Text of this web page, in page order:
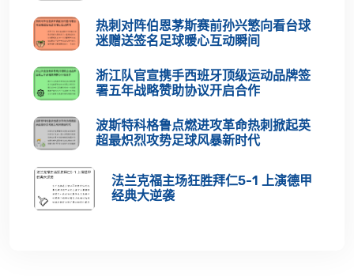
热刺对阵伯恩茅斯赛前孙兴慜向看台球
迷赠送签名足球暖心互动瞬间
浙江队官宣携手西班牙顶级运动品牌签
署五年战略赞助协议开启合作
波斯特科格鲁点燃进攻革命热刺掀起英
超最炽烈攻势足球风暴新时代
法兰克福主场狂胜拜仁5-1 上演德甲
经典大逆袭